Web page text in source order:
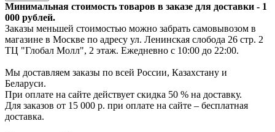
Минимальная стоимость товаров в заказе для доставки - 1
000 рублей.
Заказы меньшей стоимостью можно забрать самовывозом в
магазине в Москве по адресу ул. Ленинская слобода 26 стр. 2
ТЦ "Глобал Молл", 2 этаж. Ежедневно с 10:00 до 22:00.
Мы доставляем заказы по всей России, Казахстану и
Беларуси.
При оплате на сайте действует скидка 50 % на доставку.
Для заказов от 15 000 р. при оплате на сайте – бесплатная
доставка.